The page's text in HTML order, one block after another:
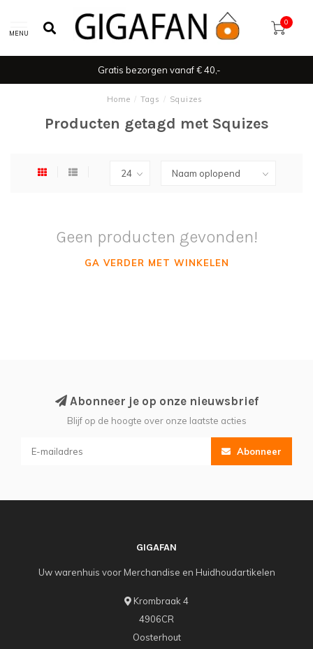
MENU
0
Gratis bezorgen vanaf € 40,-
Home / Tags / Squizes
Producten getagd met Squizes
Geen producten gevonden!
GA VERDER MET WINKELEN
Abonneer je op onze nieuwsbrief
Blijf op de hoogte over onze laatste acties
Abonneer
GIGAFAN
Uw warenhuis voor Merchandise en Huidhoudartikelen
Krombraak 4
4906CR
Oosterhout